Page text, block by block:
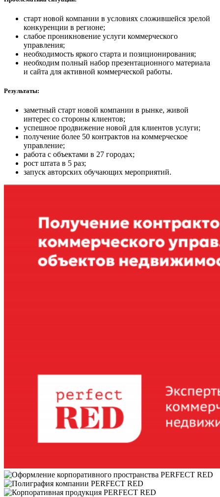
старт новой компании в условиях сложившейся зрелой
конкуренции в регионе;
слабое проникновение услуги коммерческого
управления;
необходимость яркого старта и позиционирования;
необходим полный набор презентационного материала
и сайта для активной коммерческой работы.
Результаты:
заметный старт новой компании в рынке, живой
интерес со стороны клиентов;
успешное продвижение новой для клиентов услуги;
получение более 50 контрактов на коммерческое
управление;
работа с объектами в 27 городах;
рост штата в 5 раз;
запуск авторских обучающих мероприятий.